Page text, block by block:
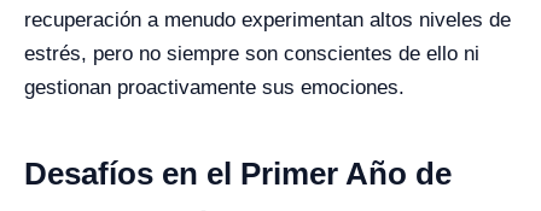
recuperación a menudo experimentan altos niveles de
estrés, pero no siempre son conscientes de ello ni
gestionan proactivamente sus emociones.
Desafíos en el Primer Año de